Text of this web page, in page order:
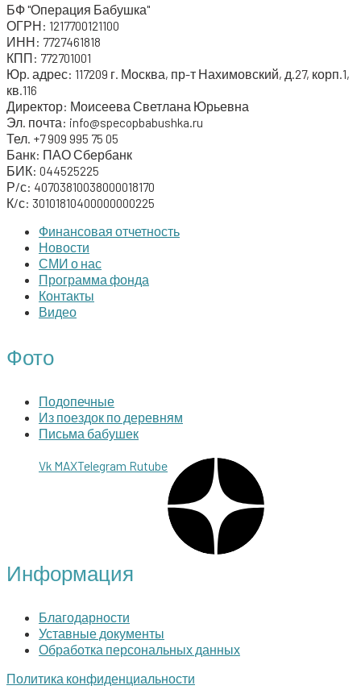
h
f
o
r
:
БФ "Операция Бабушка"
ОГРН: 1217700121100
ИНН: 7727461818
КПП: 772701001
Юр. адрес: 117209 г. Москва, пр-т Нахимовский, д.27, корп.1,
кв.116
Директор: Моисеева Светлана Юрьевна
Эл. почта: info@specopbabushka.ru
Тел. +7 909 995 75 05
Банк: ПАО Сбербанк
БИК: 044525225
Р/с: 40703810038000018170
К/с: 30101810400000000225
Финансовая отчетность
Новости
СМИ о нас
Программа фонда
Контакты
Видео
Фото
Подопечные
Из поездок по деревням
Письма бабушек
Vk MAXTelegram Rutube
Информация
Благодарности
Уставные документы
Обработка персональных данных
Политика конфиденциальности